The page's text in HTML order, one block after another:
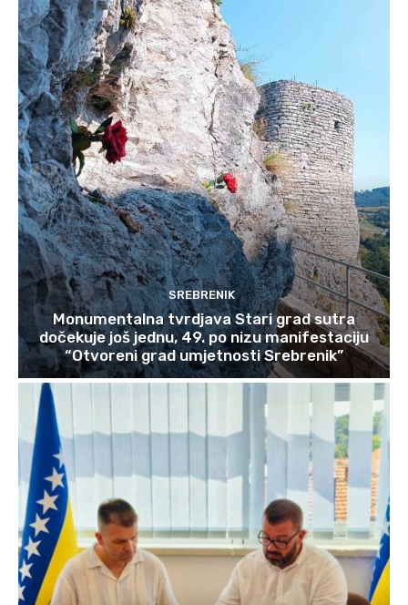
SREBRENIK
Monumentalna tvrdjava Stari grad sutra
dočekuje još jednu, 49. po nizu manifestaciju
“Otvoreni grad umjetnosti Srebrenik”